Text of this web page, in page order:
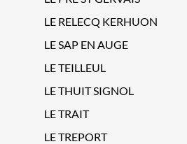
LE RELECQ KERHUON
LE SAP EN AUGE
LE TEILLEUL
LE THUIT SIGNOL
LE TRAIT
LE TREPORT